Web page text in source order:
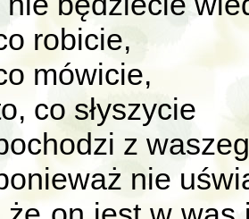
robicie,
mówicie,
co słyszycie
z
nie